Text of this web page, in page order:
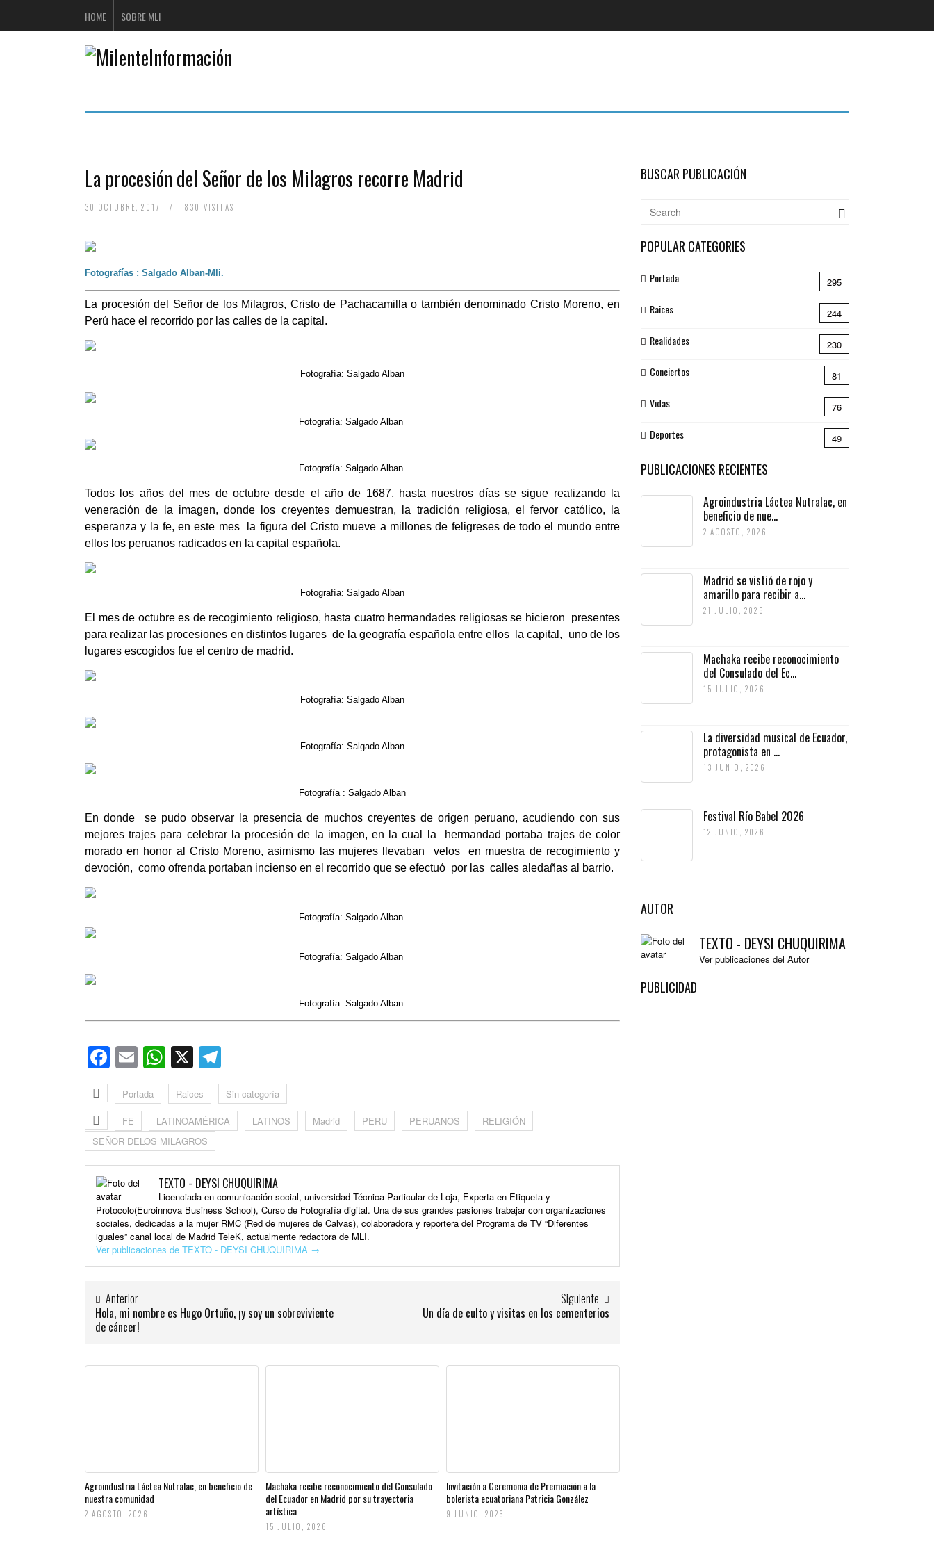
HOME SOBRE MLI
La procesión del Señor de los Milagros recorre Madrid
30 OCTUBRE, 2017 / 830 VISITAS
Fotografías : Salgado Alban-Mli.
La procesión del Señor de los Milagros, Cristo de Pachacamilla o también denominado Cristo Moreno, en
Perú hace el recorrido por las calles de la capital.
Fotografía: Salgado Alban
Fotografía: Salgado Alban
Fotografía: Salgado Alban
Todos los años del mes de octubre desde el año de 1687, hasta nuestros días se sigue realizando la
veneración de la imagen, donde los creyentes demuestran, la tradición religiosa, el fervor católico, la
esperanza y la fe, en este mes la figura del Cristo mueve a millones de feligreses de todo el mundo entre
ellos los peruanos radicados en la capital española.
Fotografía: Salgado Alban
El mes de octubre es de recogimiento religioso, hasta cuatro hermandades religiosas se hicieron presentes
para realizar las procesiones en distintos lugares de la geografía española entre ellos la capital, uno de los
lugares escogidos fue el centro de madrid.
Fotografía: Salgado Alban
Fotografía: Salgado Alban
Fotografía : Salgado Alban
En donde se pudo observar la presencia de muchos creyentes de origen peruano, acudiendo con sus
mejores trajes para celebrar la procesión de la imagen, en la cual la hermandad portaba trajes de color
morado en honor al Cristo Moreno, asimismo las mujeres llevaban velos en muestra de recogimiento y
devoción, como ofrenda portaban incienso en el recorrido que se efectuó por las calles aledañas al barrio.
Fotografía: Salgado Alban
Fotografía: Salgado Alban
Fotografía: Salgado Alban
Facebook
EmailWhatsApp
X
Portada Raices Sin categoría
FE LATINOAMÉRICA LATINOS Madrid PERU PERUANOS
RELIGIÓN
SEÑOR DELOS MILAGROS
TEXTO - DEYSI CHUQUIRIMA
Licenciada en comunicación social, universidad Técnica Particular de Loja, Experta en Etiqueta y
Protocolo(Euroinnova Business School), Curso de Fotografía digital. Una de sus grandes pasiones trabajar con organizaciones
sociales, dedicadas a la mujer RMC (Red de mujeres de Calvas), colaboradora y reportera del Programa de TV “Diferentes
iguales” canal local de Madrid TeleK, actualmente redactora de MLI.
Ver publicaciones de TEXTO - DEYSI CHUQUIRIMA →
Anterior
Hola, mi nombre es Hugo Ortuño, ¡y soy un sobreviviente
de cáncer!
Siguiente
Un día de culto y visitas en los cementerios
Agroindustria Láctea Nutralac, en beneficio de
nuestra comunidad
2 AGOSTO, 2026
Machaka recibe reconocimiento del Consulado
del Ecuador en Madrid por su trayectoria
artística
15 JULIO, 2026
Invitación a Ceremonia de Premiación a la
bolerista ecuatoriana Patricia González
9 JUNIO, 2026
BUSCAR PUBLICACIÓN
POPULAR CATEGORIES
Portada 295
Raices 244
Realidades 230
Conciertos 81
Vidas 76
Deportes 49
PUBLICACIONES RECIENTES
Agroindustria Láctea Nutralac, en
beneficio de nue...
2 AGOSTO, 2026
Madrid se vistió de rojo y
amarillo para recibir a...
21 JULIO, 2026
Machaka recibe reconocimiento
del Consulado del Ec...
15 JULIO, 2026
La diversidad musical de Ecuador,
protagonista en ...
13 JUNIO, 2026
Festival Río Babel 2026
12 JUNIO, 2026
AUTOR
TEXTO - DEYSI CHUQUIRIMA
Ver publicaciones del Autor
PUBLICIDAD